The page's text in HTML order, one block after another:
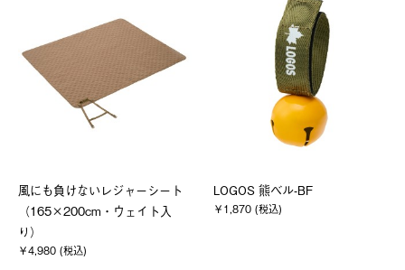
風にも負けないレジャーシート
（165×200cm・ウェイト入
り）
￥4,980 (税込)
LOGOS 熊ベル-BF
￥1,870 (税込)